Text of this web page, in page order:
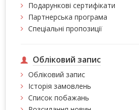
Подарункові сертифікати
Партнерська програма
Спеціальні пропозиції
Обліковий запис
Обліковий запис
Історія замовлень
Список побажань